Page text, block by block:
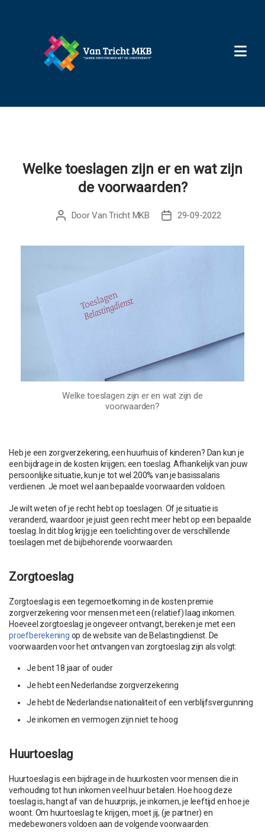
Welke toeslagen zijn er en wat zijn
de voorwaarden?
Berichtauteur
DoorVan Tricht MKB Berichtdatum
29-09-2022
Welke toeslagen zijn er en wat zijn de
voorwaarden?
Heb je een zorgverzekering, een huurhuis of kinderen? Dan kun je
een bijdrage in de kosten krijgen; een toeslag. Afhankelijk van jouw
persoonlijke situatie, kun je tot wel 200% van je basissalaris
verdienen. Je moet wel aan bepaalde voorwaarden voldoen.
Je wilt weten of je recht hebt op toeslagen. Of je situatie is
veranderd, waardoor je juist geen recht meer hebt op een bepaalde
toeslag. In dit blog krijg je een toelichting over de verschillende
toeslagen met de bijbehorende voorwaarden.
Zorgtoeslag
Zorgtoeslag is een tegemoetkoming in de kosten premie
zorgverzekering voor mensen met een (relatief) laag inkomen.
Hoeveel zorgtoeslag je ongeveer ontvangt, bereken je met een
proefberekening op de website van de Belastingdienst. De
voorwaarden voor het ontvangen van zorgtoeslag zijn als volgt:
Je bent 18 jaar of ouder
Je hebt een Nederlandse zorgverzekering
Je hebt de Nederlandse nationaliteit of een verblijfsvergunning
Je inkomen en vermogen zijn niet te hoog
Huurtoeslag
Huurtoeslag is een bijdrage in de huurkosten voor mensen die in
verhouding tot hun inkomen veel huur betalen. Hoe hoog deze
toeslag is, hangt af van de huurprijs, je inkomen, je leeftijd en hoe je
woont. Om huurtoeslag te krijgen, moet jij, (je partner) en
medebewoners voldoen aan de volgende voorwaarden: